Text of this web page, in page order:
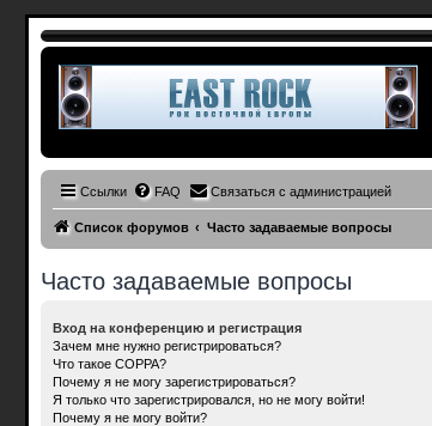
Ссылки FAQ Связаться с администрацией
Список форумов Часто задаваемые вопросы
Часто задаваемые вопросы
Вход на конференцию и регистрация
Зачем мне нужно регистрироваться?
Что такое COPPA?
Почему я не могу зарегистрироваться?
Я только что зарегистрировался, но не могу войти!
Почему я не могу войти?